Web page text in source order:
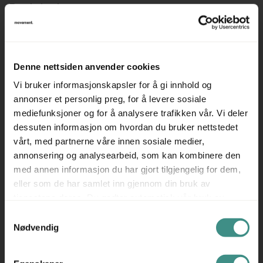
Denne nettsiden anvender cookies
Vi bruker informasjonskapsler for å gi innhold og
annonser et personlig preg, for å levere sosiale
mediefunksjoner og for å analysere trafikken vår. Vi deler
dessuten informasjon om hvordan du bruker nettstedet
vårt, med partnerne våre innen sosiale medier,
annonsering og analysearbeid, som kan kombinere den
med annen informasjon du har gjort tilgjengelig for dem,
eller som de har samlet inn gjennom din bruk av
Nødvendig
Beskrivelse
kan låses inn ved behov.
Kan henges i J-krok under pulten når den er fremme.
Farge: hvitlakkert metall
15 cm høyde / 23cm med opphengsbøylen.
Prisen er pr stk.
Tilleggsinfo